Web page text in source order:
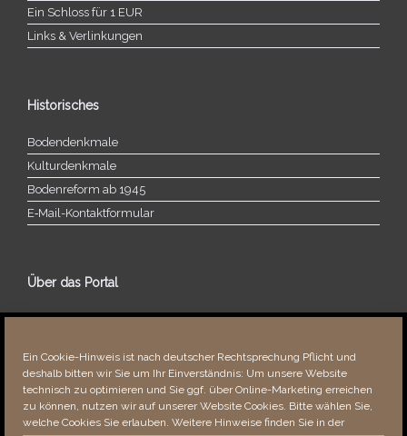
Ein Cookie-Hinweis ist nach deutscher Rechtsprechung Pflicht und
deshalb bitten wir Sie um Ihr Einverständnis: Um unsere Website
technisch zu optimieren und Sie ggf. über Online-Marketing erreichen
zu können, nutzen wir auf unserer Website Cookies. Bitte wählen Sie,
welche Cookies Sie erlauben. Weitere Hinweise finden Sie in der
Ein Schloss für 1 EUR
Links & Verlinkungen
Historisches
Bodendenkmale
Kulturdenkmale
Bodenreform ab 1945
E‑Mail-​​Kontaktformular
Über das Portal
Über dieses Portal
Fehler bemerkt?